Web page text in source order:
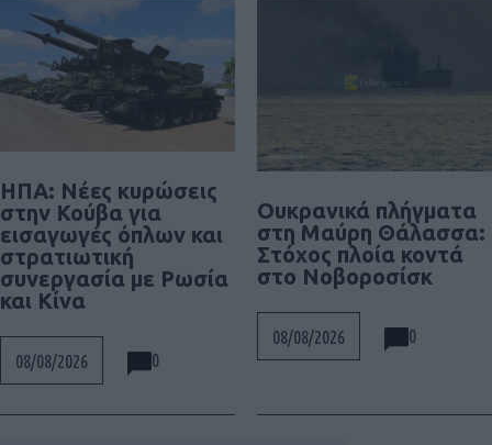
ΗΠΑ: Νέες κυρώσεις
στην Κούβα για
εισαγωγές όπλων και
στρατιωτική
συνεργασία με Ρωσία
και Κίνα
08/08/2026 0
Ουκρανικά πλήγματα
στη Μαύρη Θάλασσα:
Στόχος πλοία κοντά
στο Νοβοροσίσκ
08/08/2026 0